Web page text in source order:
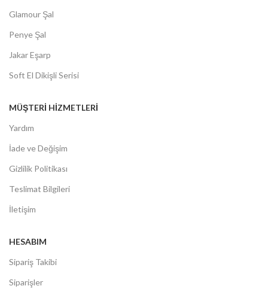
Glamour Şal
Penye Şal
Jakar Eşarp
Soft El Dikişli Serisi
MÜŞTERİ HİZMETLERİ
Yardım
İade ve Değişim
Gizlilik Politikası
Teslimat Bilgileri
İletişim
HESABIM
Sipariş Takibi
Siparişler